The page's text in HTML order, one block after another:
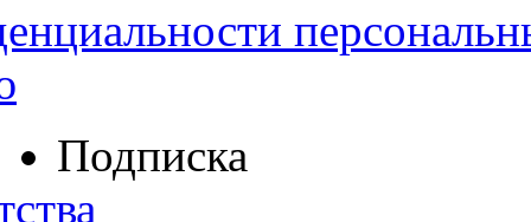
Подписка